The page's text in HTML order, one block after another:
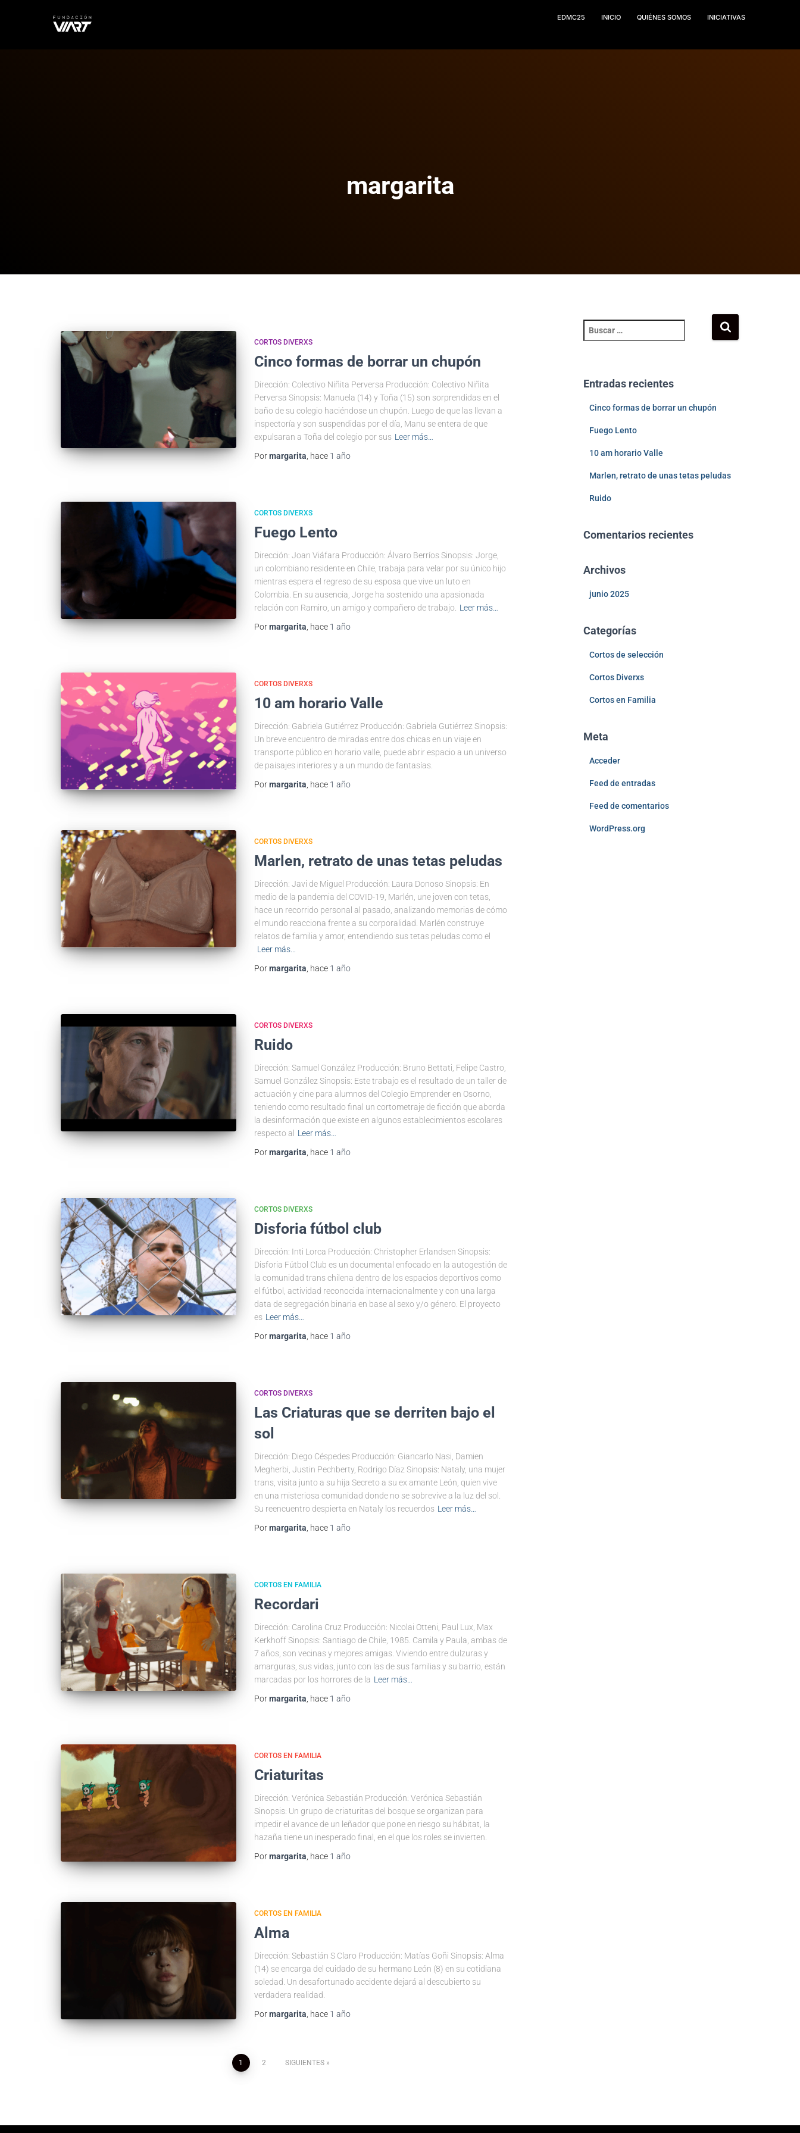
EDMC25 INICIO QUIÉNES SOMOS INICIATIVAS
margarita
CORTOS DIVERXS
Cinco formas de borrar un chupón
Dirección: Colectivo Niñita Perversa Producción: Colectivo Niñita
Perversa Sinopsis: Manuela (14) y Toña (15) son sorprendidas en el
baño de su colegio haciéndose un chupón. Luego de que las llevan a
inspectoría y son suspendidas por el día, Manu se entera de que
expulsaran a Toña del colegio por sus Leer más…
Pormargarita, hace 1 año
CORTOS DIVERXS
Fuego Lento
Dirección: Joan Viáfara Producción: Álvaro Berríos Sinopsis: Jorge,
un colombiano residente en Chile, trabaja para velar por su único hijo
mientras espera el regreso de su esposa que vive un luto en
Colombia. En su ausencia, Jorge ha sostenido una apasionada
relación con Ramiro, un amigo y compañero de trabajo. Leer más…
Pormargarita, hace 1 año
CORTOS DIVERXS
10 am horario Valle
Dirección: Gabriela Gutiérrez Producción: Gabriela Gutiérrez Sinopsis:
Un breve encuentro de miradas entre dos chicas en un viaje en
transporte público en horario valle, puede abrir espacio a un universo
de paisajes interiores y a un mundo de fantasías.
Pormargarita, hace 1 año
CORTOS DIVERXS
Marlen, retrato de unas tetas peludas
Dirección: Javi de Miguel Producción: Laura Donoso Sinopsis: En
medio de la pandemia del COVID-19, Marlén, une joven con tetas,
hace un recorrido personal al pasado, analizando memorias de cómo
el mundo reacciona frente a su corporalidad. Marlén construye
relatos de familia y amor, entendiendo sus tetas peludas como el
Leer más…
Pormargarita, hace 1 año
CORTOS DIVERXS
Ruido
Dirección: Samuel González Producción: Bruno Bettati, Felipe Castro,
Samuel González Sinopsis: Este trabajo es el resultado de un taller de
actuación y cine para alumnos del Colegio Emprender en Osorno,
teniendo como resultado final un cortometraje de ficción que aborda
la desinformación que existe en algunos establecimientos escolares
respecto al
Leer más…
Pormargarita, hace 1 año
CORTOS DIVERXS
Disforia fútbol club
Dirección: Inti Lorca Producción: Christopher Erlandsen Sinopsis:
Disforia Fútbol Club es un documental enfocado en la autogestión de
la comunidad trans chilena dentro de los espacios deportivos como
el fútbol, actividad reconocida internacionalmente y con una larga
data de segregación binaria en base al sexo y/o género. El proyecto
es Leer más…
Pormargarita, hace 1 año
CORTOS DIVERXS
Las Criaturas que se derriten bajo el
sol
Dirección: Diego Céspedes Producción: Giancarlo Nasi, Damien
Megherbi, Justin Pechberty, Rodrigo Díaz Sinopsis: Nataly, una mujer
trans, visita junto a su hija Secreto a su ex amante León, quien vive
en una misteriosa comunidad donde no se sobrevive a la luz del sol.
Su reencuentro despierta en Nataly los recuerdos Leer más…
Pormargarita, hace 1 año
CORTOS EN FAMILIA
Recordari
Dirección: Carolina Cruz Producción: Nicolai Otteni, Paul Lux, Max
Kerkhoff Sinopsis: Santiago de Chile, 1985. Camila y Paula, ambas de
7 años, son vecinas y mejores amigas. Viviendo entre dulzuras y
amarguras, sus vidas, junto con las de sus familias y su barrio, están
marcadas por los horrores de la Leer más…
Pormargarita, hace 1 año
CORTOS EN FAMILIA
Criaturitas
Dirección: Verónica Sebastián Producción: Verónica Sebastián
Sinopsis: Un grupo de criaturitas del bosque se organizan para
impedir el avance de un leñador que pone en riesgo su hábitat, la
hazaña tiene un inesperado final, en el que los roles se invierten.
Pormargarita, hace 1 año
CORTOS EN FAMILIA
Alma
Dirección: Sebastián S Claro Producción: Matías Goñi Sinopsis: Alma
(14) se encarga del cuidado de su hermano León (8) en su cotidiana
soledad. Un desafortunado accidente dejará al descubierto su
verdadera realidad.
Pormargarita, hace 1 año
1 2 SIGUIENTES
Entradas recientes
Cinco formas de borrar un chupón
Fuego Lento
10 am horario Valle
Marlen, retrato de unas tetas peludas
Ruido
Comentarios recientes
Archivos
junio 2025
Categorías
Cortos de selección
Cortos Diverxs
Cortos en Familia
Meta
Acceder
Feed de entradas
Feed de comentarios
WordPress.org